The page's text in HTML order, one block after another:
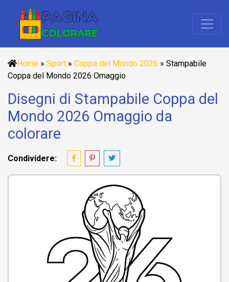
Home » Sport » Coppa del Mondo 2026 » Stampabile
Coppa del Mondo 2026 Omaggio
Disegni di Stampabile Coppa del
Mondo 2026 Omaggio da
colorare
Condividere: